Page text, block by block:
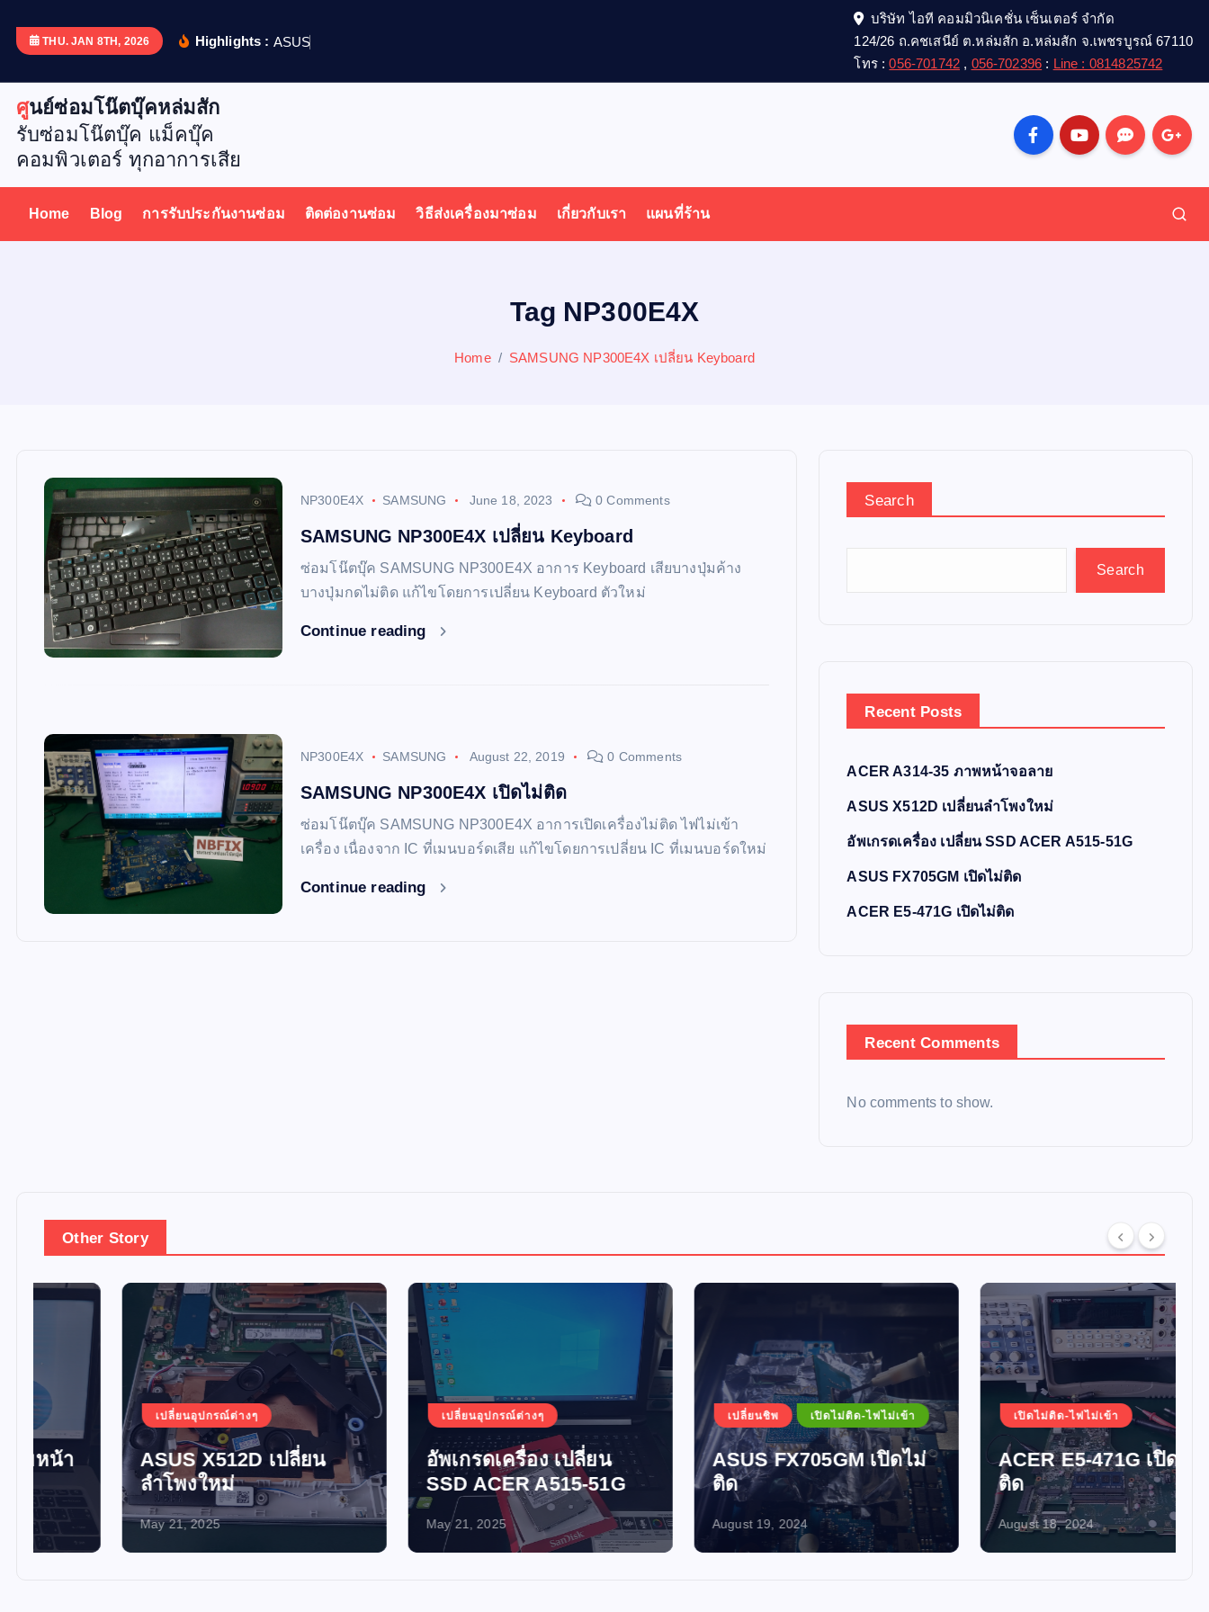
p
THU. JAN 8TH, 2026 Highlights : ASUS
บริษัท ไอที คอมมิวนิเคชั่น เซ็นเตอร์ จำกัด
124/26 ถ.คชเสนีย์ ต.หล่มสัก อ.หล่มสัก จ.เพชรบูรณ์ 67110
โทร :056-701742 , 056-702396 : Line : 0814825742
ศูนย์ซ่อมโน๊ตบุ๊คหล่มสัก
รับซ่อมโน๊ตบุ๊ค แม็คบุ๊ค
คอมพิวเตอร์ ทุกอาการเสีย
Home Blog การรับประกันงานซ่อม ติดต่องานซ่อม วิธีส่งเครื่องมาซ่อม เกี่ยวกับเรา แผนที่ร้าน
Tag NP300E4X
Home SAMSUNG NP300E4X เปลี่ยน Keyboard
NP300E4X SAMSUNG June 18, 2023 0 Comments
SAMSUNG NP300E4X เปลี่ยน Keyboard
ซ่อมโน๊ตบุ๊ค SAMSUNG NP300E4X อาการ Keyboard เสียบางปุ่มค้าง
บางปุ่มกดไม่ติด แก้ไขโดยการเปลี่ยน Keyboard ตัวใหม่
Continue reading
NP300E4X SAMSUNG August 22, 2019 0 Comments
SAMSUNG NP300E4X เปิดไม่ติด
ซ่อมโน๊ตบุ๊ค SAMSUNG NP300E4X อาการเปิดเครื่องไม่ติด ไฟไม่เข้า
เครื่อง เนื่องจาก IC ที่เมนบอร์ดเสีย แก้ไขโดยการเปลี่ยน IC ที่เมนบอร์ดใหม่
Continue reading
Search
Search
Recent Posts
ACER A314-35 ภาพหน้าจอลาย
ASUS X512D เปลี่ยนลำโพงใหม่
อัพเกรดเครื่อง เปลี่ยน SSD ACER A515-51G
ASUS FX705GM เปิดไม่ติด
ACER E5-471G เปิดไม่ติด
Recent Comments
No comments to show.
Other Story
เปลี่ยนอุปกรณ์ต่างๆ
ASUS X512D เปลี่ยน
ลำโพงใหม่
May 21, 2025
เปลี่ยนอุปกรณ์ต่างๆ
อัพเกรดเครื่อง เปลี่ยน
SSD ACER A515-51G
May 21, 2025
เปิดไม่ติด-ไฟไม่เข้า
ASUS FX705GM เปิดไม่
ติด
August 19, 2024
เปิดไม่ติด-ไฟไม่เข้า
ACER E5-471G เปิดไม่
ติด
August 18, 2024